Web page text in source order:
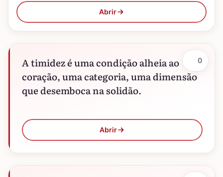
Abrir
A timidez é uma condição alheia ao
coração, uma categoria, uma dimensão
que desemboca na solidão.
Abrir
0